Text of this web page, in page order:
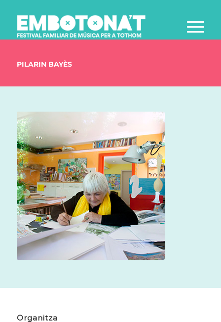
PILARIN BAYÈS
Organitza